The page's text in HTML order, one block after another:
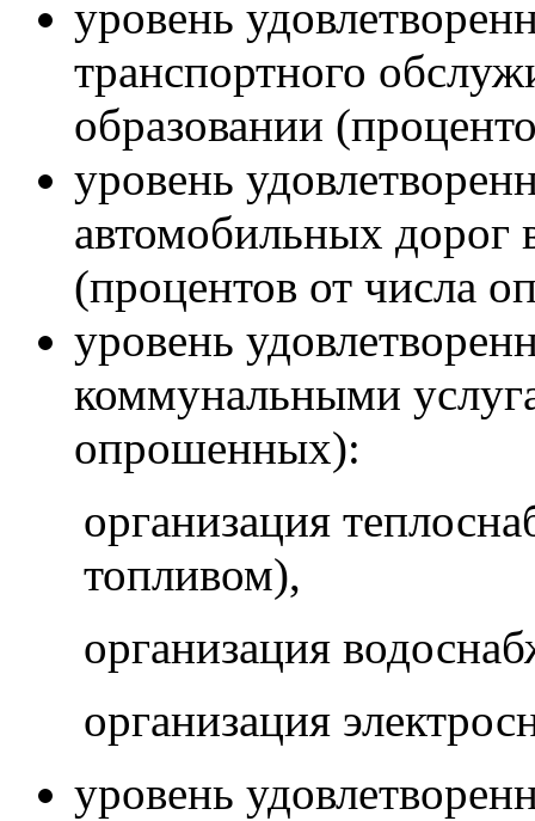
уровень
транспортного
образовании
уровень
автомобильных дорог
(процентов от числа
уровень
коммунальными
опрошенных):
организация
топливом),
организация
организация
уровень